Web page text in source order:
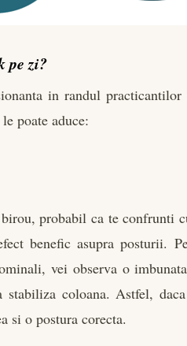
pe zi?
in randul
poate aduce:
probabil ca te confrunti
benefic asupra posturii.
vei observa o
coloana. Astfel,
si o postura corecta.